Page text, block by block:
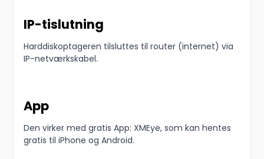
IP-tislutning
Harddiskoptageren tilsluttes til router (internet) via
IP-netværkskabel.
App
Den virker med gratis App: XMEye, som kan hentes
gratis til iPhone og Android.